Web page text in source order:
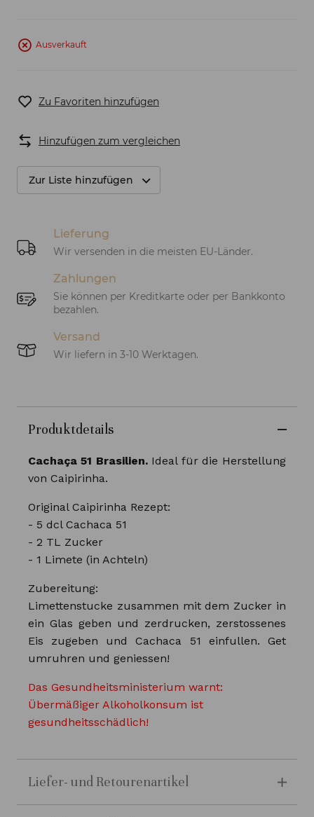
Ausverkauft
Zu Favoriten hinzufügen
Hinzufügen zum vergleichen
Zur Liste hinzufügen
Lieferung
Wir versenden in die meisten EU-Länder.
Zahlungen
Sie können per Kreditkarte oder per Bankkonto
bezahlen.
Versand
Wir liefern in 3-10 Werktagen.
Produktdetails
Cachaça 51 Brasilien.Ideal für die Herstellung
von Caipirinha.
Original Caipirinha Rezept:
- 5 dcl Cachaca 51
- 2 TL Zucker
- 1 Limete (in Achteln)
Zubereitung:
Limettenstucke zusammen mit dem Zucker in
ein Glas geben und zerdrucken, zerstossenes
Eis zugeben und Cachaca 51 einfullen. Get
umruhren und geniessen!
Das Gesundheitsministerium warnt:
Übermäßiger Alkoholkonsum ist
gesundheitsschädlich!
Liefer- und Retourenartikel